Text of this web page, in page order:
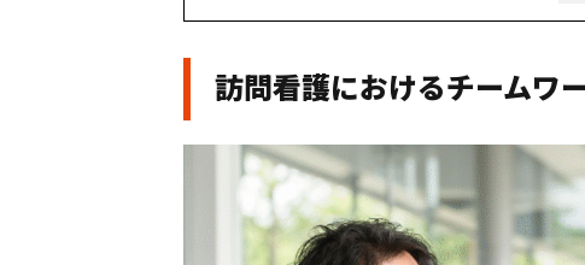
■保有資格・学位
経営学修士（MBA）
3訪問看護チームワークを活性化させる5つ
3.2 工夫② 目標共有できる仕組みをつく
3.3工夫③ 定期的なミーティングの場を
3.4工夫④ 称賛の文化をつくる
3.5 工夫⑤ 他職種との連携を仕組み化す
訪問看護におけるチームワ